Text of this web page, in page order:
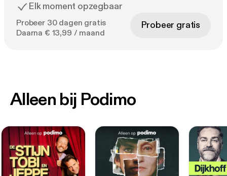
Elk moment opzegbaar
Probeer 30 dagen gratis
Daarna € 13,99 / maand
Probeer gratis
Alleen bij Podimo